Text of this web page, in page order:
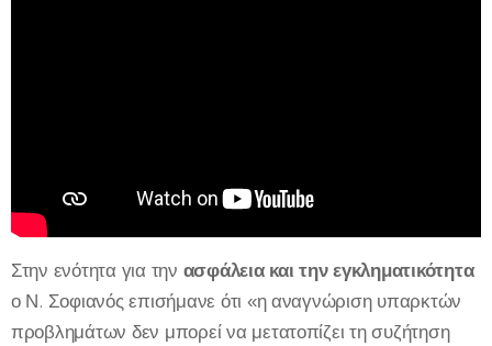
Στην ενότητα για την ασφάλεια και την εγκληματικότητα
ο Ν. Σοφιανός επισήμανε ότι «η αναγνώριση υπαρκτών
προβλημάτων δεν μπορεί να μετατοπίζει τη συζήτηση